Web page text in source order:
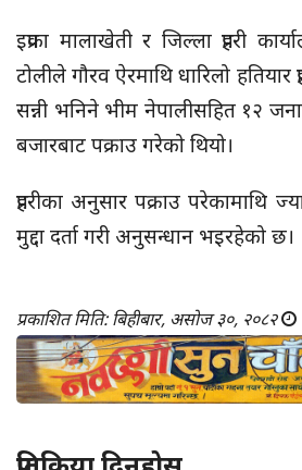
इप्रका मालाखेती र जिल्ला प्रहरी
टोलीले गौरव ऐरमाथि धारिलो हतियार
सन्नी भनिने भीम नेपालीसहित १२
बजारबाट पक्राउ गरेको थियो।
प्रहरीका अनुसार पक्राउ परेकामाथि
मुद्दा दर्ता गरी अनुसन्धान भइरहेको छ।
प्रकाशित मिति: बिहीबार, असोज ३०, २०८२